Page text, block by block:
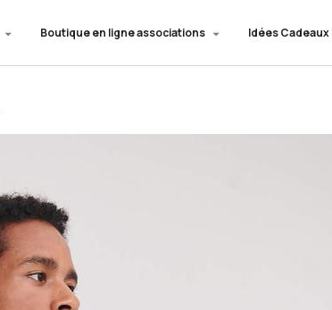
Boutique en ligne associations Idées Cadeaux